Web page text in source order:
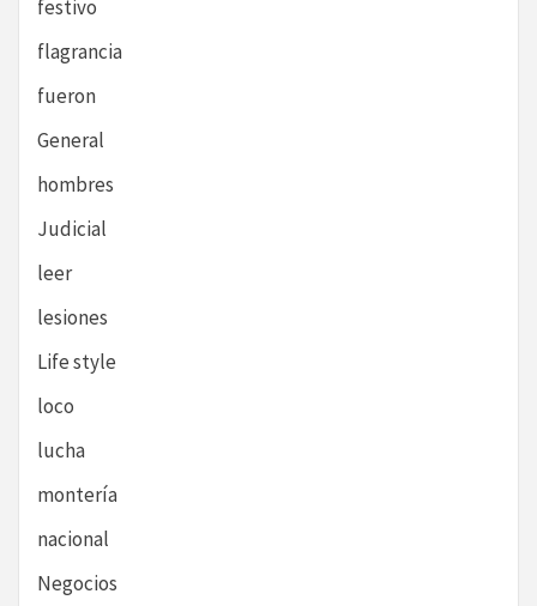
festivo
flagrancia
fueron
General
hombres
Judicial
leer
lesiones
Life style
loco
lucha
montería
nacional
Negocios